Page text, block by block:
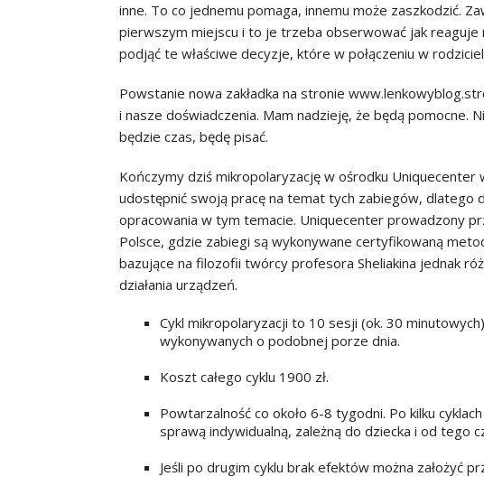
inne. To co jednemu pomaga, innemu może zaszkodzić.
pierwszym miejscu i to je trzeba obserwować jak reaguje
podjąć te właściwe decyzje, które w połączeniu w
Powstanie nowa zakładka na stronie
i nasze doświadczenia. Mam nadzieję, że będą pomocne.
będzie czas, będę pisać.
Kończymy dziś mikropolaryzację w ośrodku Uniquecenter
udostępnić swoją pracę na temat tych zabiegów, dlatego
opracowania w tym temacie. Uniquecenter prowadzony
Polsce, gdzie zabiegi są wykonywane certyfikowaną
bazujące na filozofii twórcy profesora Sheliakina jednak
działania urządzeń.
Cykl mikropolaryzacji to 10 sesji (ok. 30
wykonywanych o podobnej porze dnia.
Koszt całego cyklu 1900 zł.
Powtarzalność co około 6-8 tygodni. Po kilku
sprawą indywidualną, zależną do dziecka i od tego
Jeśli po drugim cyklu brak efektów można założyć